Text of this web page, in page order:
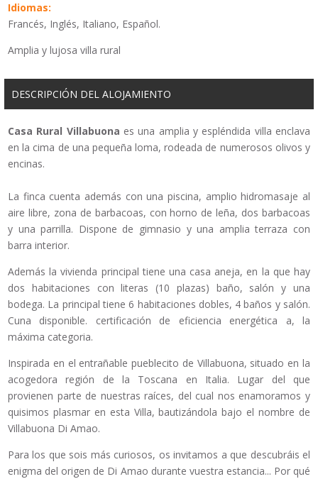
Idiomas:
Francés, Inglés, Italiano, Español.
Amplia y lujosa villa rural
DESCRIPCIÓN DEL ALOJAMIENTO
Casa Rural Villabuona es una amplia y espléndida villa enclava
en la cima de una pequeña loma, rodeada de numerosos olivos y
encinas.
La finca cuenta además con una piscina, amplio hidromasaje al
aire libre, zona de barbacoas, con horno de leña, dos barbacoas
y una parrilla. Dispone de gimnasio y una amplia terraza con
barra interior.
Además la vivienda principal tiene una casa aneja, en la que hay
dos habitaciones con literas (10 plazas) baño, salón y una
bodega. La principal tiene 6 habitaciones dobles, 4 baños y salón.
Cuna disponible. certificación de eficiencia energética a, la
máxima categoria.
Inspirada en el entrañable pueblecito de Villabuona, situado en la
acogedora región de la Toscana en Italia. Lugar del que
provienen parte de nuestras raíces, del cual nos enamoramos y
quisimos plasmar en esta Villa, bautizándola bajo el nombre de
Villabuona Di Amao.
Para los que sois más curiosos, os invitamos a que descubráis el
enigma del origen de Di Amao durante vuestra estancia... Por qué